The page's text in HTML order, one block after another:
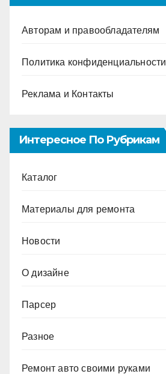
Авторам и правообладателям
Политика конфиденциальности
Реклама и Контакты
Интересное По Рубрикам
Каталог
Материалы для ремонта
Новости
О дизайне
Парсер
Разное
Ремонт авто своими руками